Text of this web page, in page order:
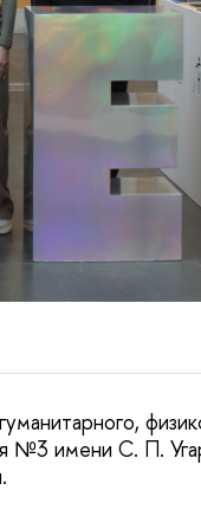
№3 имени С. П.